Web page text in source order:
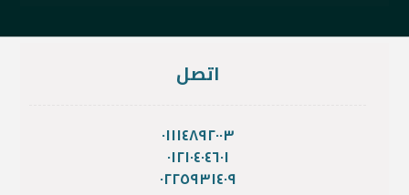
اتصل
٠١١١٤٨٩٢٠٠٣
٠١٢١٠٤٠٤٦٠١
٠٢٢٥٩٣١٤٠٩